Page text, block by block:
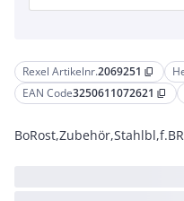
Rexel Artikelnr.2069251 content_copy
EAN Code3250611072621 content_copy